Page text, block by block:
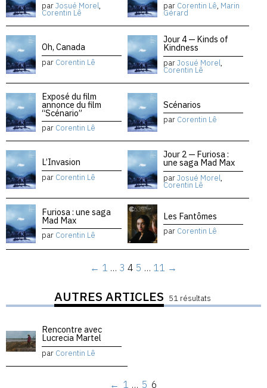
parJosué Morel,
Corentin Lê
par Corentin Lê, Marin
Gérard
Oh, Canada
par Corentin Lê
Jour 4 — Kinds of
Kindness
parJosué Morel,
Corentin Lê
Exposé du film
annonce du film
“Scénario”
par Corentin Lê
Scénarios
par Corentin Lê
L’Invasion
par Corentin Lê
Jour 2 — Furiosa :
une saga Mad Max
parJosué Morel,
Corentin Lê
Furiosa : une saga
Mad Max
par Corentin Lê
Les Fantômes
par Corentin Lê
← 1 … 3 4 5 … 11 →
AUTRES ARTICLES 51 résultats
Rencontre avec
Lucrecia Martel
par Corentin Lê
← 1 … 5 6